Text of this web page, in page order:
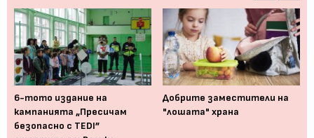
6-тото издание на
кампанията „Пресичам
безопасно с TEDI”
Добрите заместители на
"лошата" храна